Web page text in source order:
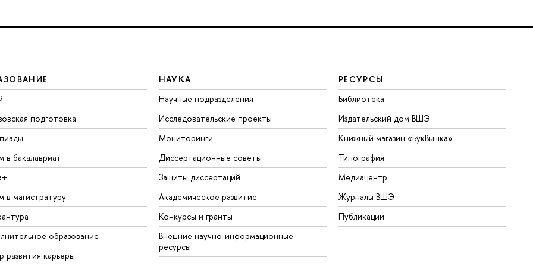
подготовка
в бакалавриат
в магистратуру
образование
развития карьеры
НАУКА
Научные подразделения
Исследовательские проекты
Мониторинги
Диссертационные советы
Защиты диссертаций
Академическое развитие
Конкурсы и гранты
Внешние научно-информационные
ресурсы
РЕСУРСЫ
Библиотека
Издательский дом ВШЭ
Книжный магазин «БукВышка»
Типография
Медиацентр
Журналы ВШЭ
Публикации